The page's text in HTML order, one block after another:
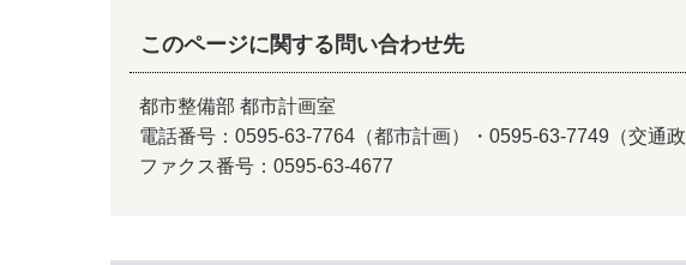
このページに関する問い合わせ先
都市整備部 都市計画室
電話番号：0595-63-7764（都市計画）・0595-63-7749（交通
ファクス番号：0595-63-4677